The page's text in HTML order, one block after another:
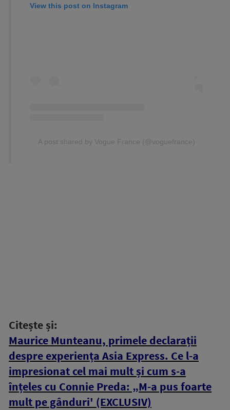
View this post on Instagram
A post shared by Vogue France (@voguefrance)
Citește și:
Maurice Munteanu, primele declarații
despre experiența Asia Express. Ce l-a
impresionat cel mai mult și cum s-a
înțeles cu Connie Preda: „M-a pus foarte
mult pe gânduri' (EXCLUSIV)